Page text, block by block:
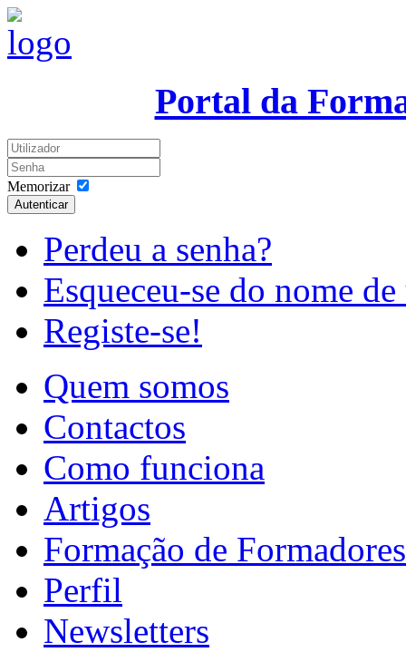
Portal da
Memorizar
Autenticar
Perdeu a senha?
Esqueceu-se do nome
Registe-se!
Quem somos
Contactos
Como funciona
Artigos
Formação de Formadores
Perfil
Newsletters